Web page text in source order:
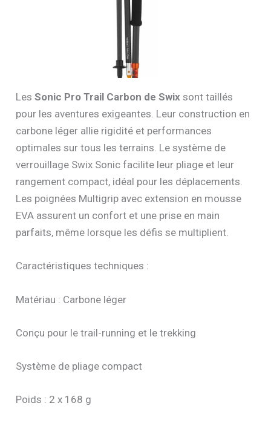
LesSonic Pro Trail Carbon de Swix sont taillés
pour les aventures exigeantes. Leur construction en
carbone léger allie rigidité et performances
optimales sur tous les terrains. Le système de
verrouillage Swix Sonic facilite leur pliage et leur
rangement compact, idéal pour les déplacements.
Les poignées Multigrip avec extension en mousse
EVA assurent un confort et une prise en main
parfaits, même lorsque les défis se multiplient.
Caractéristiques techniques :
Matériau : Carbone léger
Conçu pour le trail-running et le trekking
Système de pliage compact
Poids : 2 x 168 g